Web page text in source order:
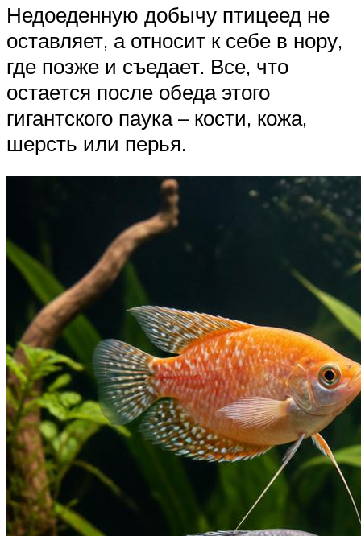
Недоеденную добычу птицеед не
оставляет, а относит к себе в нору,
где позже и съедает. Все, что
остается после обеда этого
гигантского паука – кости, кожа,
шерсть или перья.